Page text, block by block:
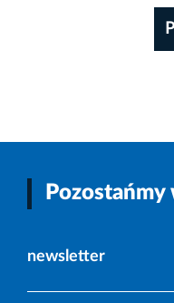
newsletter